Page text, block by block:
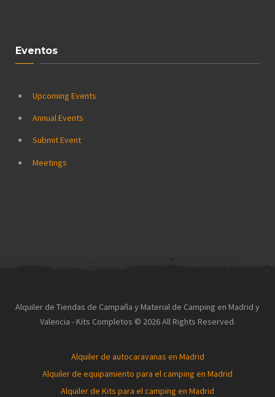
Eventos
Upcoming Events
Annual Events
Submit Event
Meetings
Alquiler de Tiendas de Campaña y Material de Camping en Madrid y
Valencia - Kits Completos © 2026 All Rights Reserved.
Alquiler de autocaravanas en Madrid
Alquiler de equipamiento para el camping en Madrid
Alquiler de Kits para el camping en Madrid